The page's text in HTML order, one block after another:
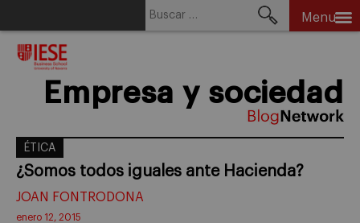
Menu
Empresa y sociedad
ÉTICA
¿Somos todos iguales ante Hacienda?
JOAN FONTRODONA
enero 12, 2015